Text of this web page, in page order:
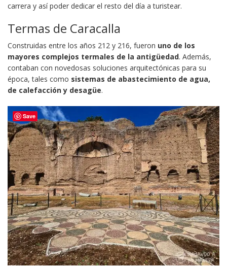
carrera y así poder dedicar el resto del día a turistear.
Termas de Caracalla
Construidas entre los años 212 y 216, fueron uno de los
mayores complejos termales de la antigüedad. Además,
contaban con novedosas soluciones arquitectónicas para su
época, tales como sistemas de abastecimiento de agua,
de calefacción y desagüe.
Save